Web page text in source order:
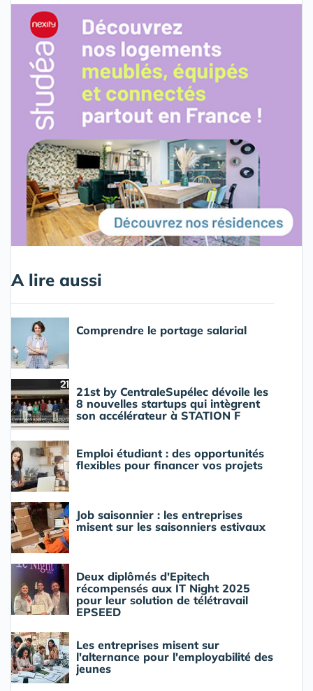
A lire aussi
Comprendre le portage salarial
21st by CentraleSupélec dévoile les
8 nouvelles startups qui intègrent
son accélérateur à STATION F
Emploi étudiant : des opportunités
flexibles pour financer vos projets
Job saisonnier : les entreprises
misent sur les saisonniers estivaux
Deux diplômés d'Epitech
récompensés aux IT Night 2025
pour leur solution de télétravail
EPSEED
Les entreprises misent sur
l'alternance pour l'employabilité des
jeunes